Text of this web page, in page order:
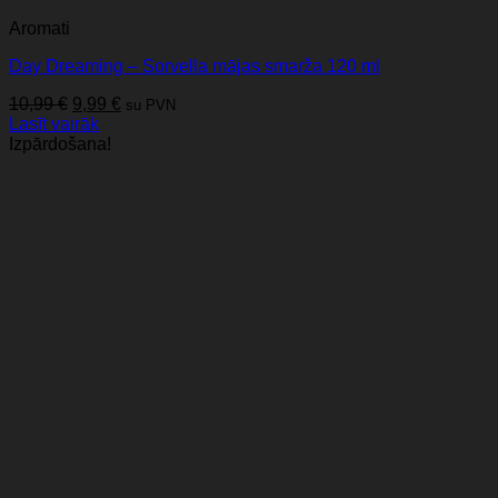
Aromati
Day Dreaming – Sorvella mājas smarža 120 ml
10,99€ Original
price
was:
9,99 € Current
su PVN
Lasīt vairāk
Izpārdošana!